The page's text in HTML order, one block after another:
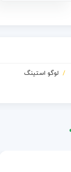
لوگو استینگ